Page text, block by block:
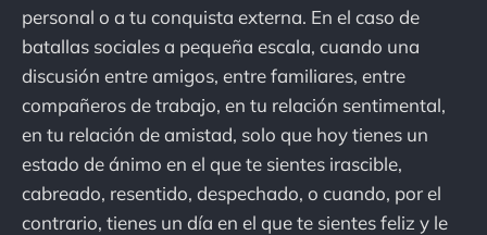
personal o a tu conquista externa. En el caso de
batallas sociales a pequeña escala, cuando una
discusión entre amigos, entre familiares, entre
compañeros de trabajo, en tu relación sentimental,
en tu relación de amistad, solo que hoy tienes un
estado de ánimo en el que te sientes irascible,
cabreado, resentido, despechado, o cuando, por el
contrario, tienes un día en el que te sientes feliz y le